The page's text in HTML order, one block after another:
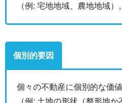
（例: 宅地地域、農地地域）。
個別的要因
個々の不動産に個別的な価